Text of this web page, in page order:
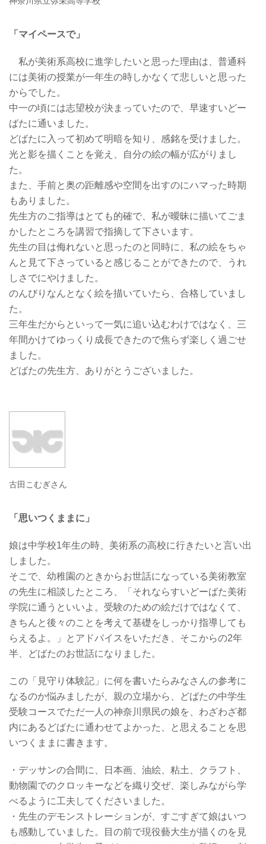
「マイペースで」
私が美術系高校に進学したいと思った理由は、普通科
には美術の授業が一年生の時しかなくて悲しいと思った
からでした。
中一の頃には志望校が決まっていたので、早速すいどー
ばたに通いました。
どばたに入って初めて明暗を知り、感銘を受けました。
光と影を描くことを覚え、自分の絵の幅が広がりまし
た。
また、手前と奥の距離感や空間を出すのにハマった時期
もありました。
先生方のご指導はとても的確で、私が曖昧に描いてごま
かしたところを講習で指摘して下さいます。
先生の目は侮れないと思ったのと同時に、私の絵をちゃ
んと見て下さっていると感じることができたので、うれ
しさでにやけました。
のんびりなんとなく絵を描いていたら、合格していまし
た。
三年生だからといって一気に追い込むわけではなく、三
年間かけてゆっくり成長できたので焦らず楽しく過ごせ
ました。
どばたの先生方、ありがとうございました。
古田こむぎさん
「思いつくままに」
娘は中学校1年生の時、美術系の高校に行きたいと言い出
しました。
そこで、幼稚園のときからお世話になっている美術教室
の先生に相談したところ、「それならすいどーばた美術
学院に通うといいよ。受験のための絵だけではなくて、
きちんと後々のことを考えて基礎をしっかり指導しても
らえるよ。」とアドバイスをいただき、そこからの2年
半、どばたのお世話になりました。
この「見守り体験記」に何を書いたらみなさんの参考に
なるのか悩みましたが、親の立場から、どばたの中学生
受験コースでただ一人の神奈川県民の娘を、わざわざ都
内にあるどばたに通わせてよかった、と思えることを思
いつくままに書きます。
・デッサンの合間に、日本画、油絵、粘土、クラフト、
動物園でのクロッキーなどを織り交ぜ、楽しみながら学
べるように工夫してくださいました。
・先生のデモンストレーションが、すごすぎて娘はいつ
も感動していました。目の前で現役藝大生が描くのを見